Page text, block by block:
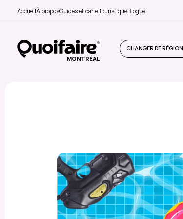
AccueilÀ proposGuides et carte touristiqueBlogue
MONTRÉAL
CHANGER DE RÉGION